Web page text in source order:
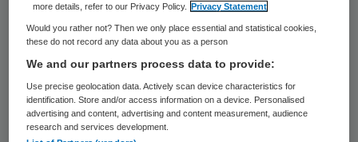
Waterlandziekenhuis en het
Westfriesgasthuis.
Hertog de portefeuille zorg. “Ontwikkelen
en verbeteren van de zorg is voor mij de
more details, refer to our Privacy Policy.
Privacy Statement
Would you rather not? Then we only place essential and statistical cookies,
these do not record any data about you as a person
We and our partners process data to provide:
Use precise geolocation data. Actively scan device characteristics for
identification. Store and/or access information on a device. Personalised
advertising and content, advertising and content measurement, audience
research and services development.